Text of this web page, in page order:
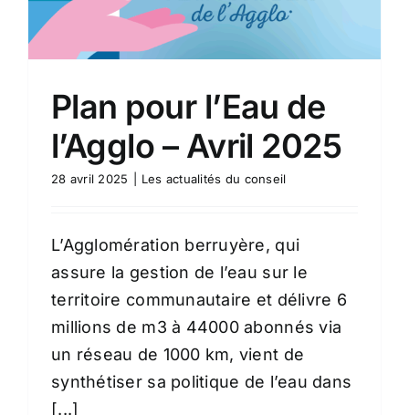
Plan pour l’Eau de
l’Agglo – Avril 2025
28 avril 2025 Les actualités du conseil
L’Agglomération berruyère, qui
assure la gestion de l’eau sur le
territoire communautaire et délivre 6
millions de m3 à 44000 abonnés via
un réseau de 1000 km, vient de
synthétiser sa politique de l’eau dans
[...]